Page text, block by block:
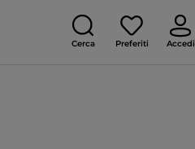
Cerca Preferiti Accedi